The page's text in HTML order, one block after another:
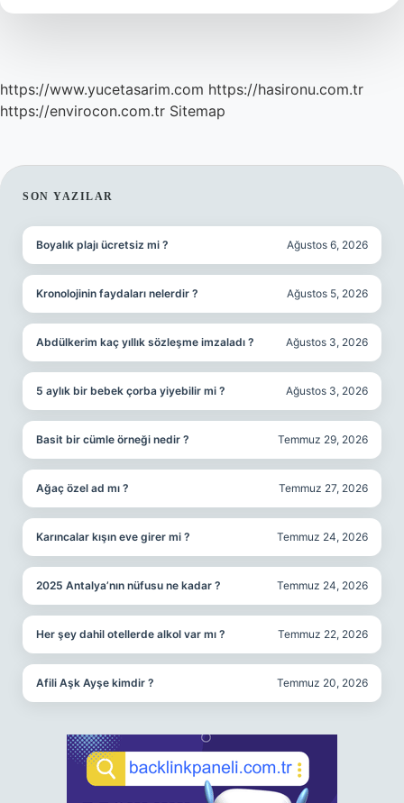
Çıkar
https://www.yucetasarim.com https://hasironu.com.tr
https://envirocon.com.tr Sitemap
SIDEBAR
SON YAZILAR
Boyalık plajı ücretsiz mi ? Ağustos 6, 2026
Kronolojinin faydaları nelerdir ? Ağustos 5, 2026
Abdülkerim kaç yıllık sözleşme imzaladı ? Ağustos 3, 2026
5 aylık bir bebek çorba yiyebilir mi ? Ağustos 3, 2026
Basit bir cümle örneği nedir ? Temmuz 29, 2026
Ağaç özel ad mı ? Temmuz 27, 2026
Karıncalar kışın eve girer mi ? Temmuz 24, 2026
2025 Antalya’nın nüfusu ne kadar ? Temmuz 24, 2026
Her şey dahil otellerde alkol var mı ? Temmuz 22, 2026
Afili Aşk Ayşe kimdir ? Temmuz 20, 2026